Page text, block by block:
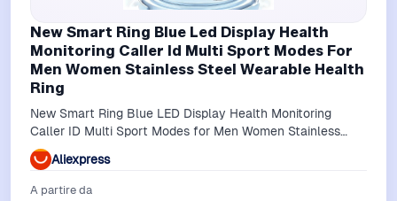
New Smart Ring Blue Led Display Health
Monitoring Caller Id Multi Sport Modes For
Men Women Stainless Steel Wearable Health
Ring
New Smart Ring Blue LED Display Health Monitoring
Caller ID Multi Sport Modes for Men Women Stainless
Steel Wearable Health Ring
Aliexpress
A partire da